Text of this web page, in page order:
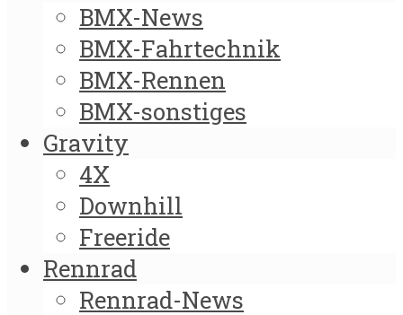
BMX-News
BMX-Fahrtechnik
BMX-Rennen
BMX-sonstiges
Gravity
4X
Downhill
Freeride
Rennrad
Rennrad-News